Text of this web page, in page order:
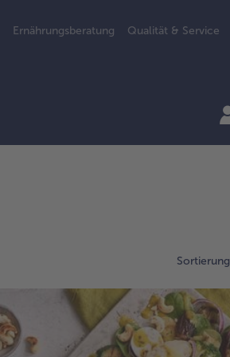
Ernährungsberatung Qualität & Service
Sortierung